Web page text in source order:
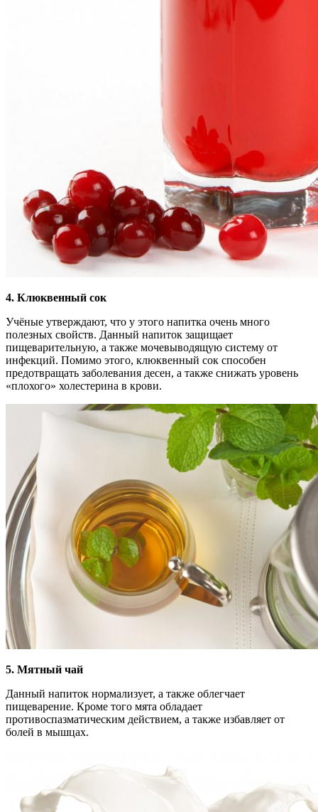
4. Клюквенный сок
Учёные утверждают, что у этого напитка очень много
полезных свойств. Данный напиток защищает
пищеварительную, а также мочевыводящую систему от
инфекций. Помимо этого, клюквенный сок способен
предотвращать заболевания десен, а также снижать уровень
«плохого» холестерина в крови.
5. Мятный чай
Данный напиток нормализует, а также облегчает
пищеварение. Кроме того мята обладает
противоспазматическим действием, а также избавляет от
болей в мышцах.